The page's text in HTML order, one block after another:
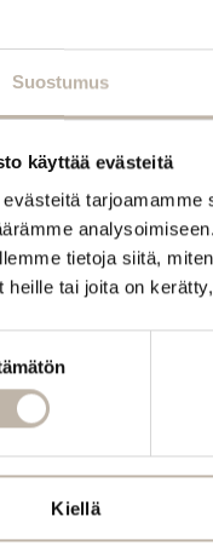
Suostumus
käyttää evästeitä
tietoja siitä,
heille tai joita on
Kiellä